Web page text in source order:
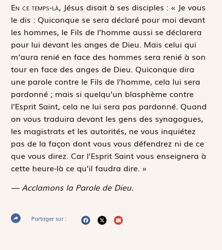
En ce temps-là, Jésus disait à ses disciples : « Je vous
le dis : Quiconque se sera déclaré pour moi devant
les hommes, le Fils de l’homme aussi se déclarera
pour lui devant les anges de Dieu. Mais celui qui
m’aura renié en face des hommes sera renié à son
tour en face des anges de Dieu. Quiconque dira
une parole contre le Fils de l’homme, cela lui sera
pardonné ; mais si quelqu’un blasphème contre
l’Esprit Saint, cela ne lui sera pas pardonné. Quand
on vous traduira devant les gens des synagogues,
les magistrats et les autorités, ne vous inquiétez
pas de la façon dont vous vous défendrez ni de ce
que vous direz. Car l’Esprit Saint vous enseignera à
cette heure-là ce qu’il faudra dire. »
— Acclamons la Parole de Dieu.
Partager sur :